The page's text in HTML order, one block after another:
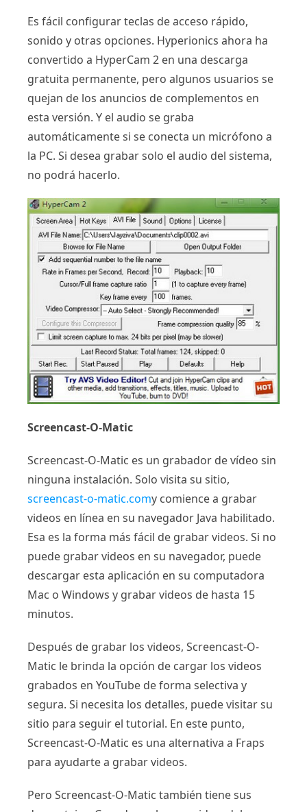
Es fácil configurar teclas de acceso rápido,
sonido y otras opciones. Hyperionics ahora ha
convertido a HyperCam 2 en una descarga
gratuita permanente, pero algunos usuarios se
quejan de los anuncios de complementos en
esta versión. Y el audio se graba
automáticamente si se conecta un micrófono a
la PC. Si desea grabar solo el audio del sistema,
no podrá hacerlo.
Screencast-O-Matic
Screencast-O-Matic es un grabador de vídeo sin
ninguna instalación. Solo visita su sitio,
screencast-o-matic.comy comience a grabar
videos en línea en su navegador Java habilitado.
Esa es la forma más fácil de grabar videos. Si no
puede grabar videos en su navegador, puede
descargar esta aplicación en su computadora
Mac o Windows y grabar videos de hasta 15
minutos.
Después de grabar los videos, Screencast-O-
Matic le brinda la opción de cargar los videos
grabados en YouTube de forma selectiva y
segura. Si necesita los detalles, puede visitar su
sitio para seguir el tutorial. En este punto,
Screencast-O-Matic es una alternativa a Fraps
para ayudarte a grabar videos.
Pero Screencast-O-Matic también tiene sus